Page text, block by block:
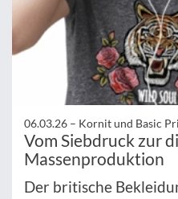
06.03.26 – Kornit und Basic
Vom Siebdruck zur
Massenproduktion
Der britische